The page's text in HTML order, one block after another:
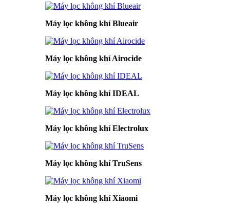
Máy lọc không khí Blueair
Máy lọc không khí Airocide
Máy lọc không khí IDEAL
Máy lọc không khí Electrolux
Máy lọc không khí TruSens
Máy lọc không khí Xiaomi